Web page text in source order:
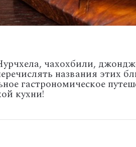
чахохбили,
названия этих
гастрономическое
кухни!